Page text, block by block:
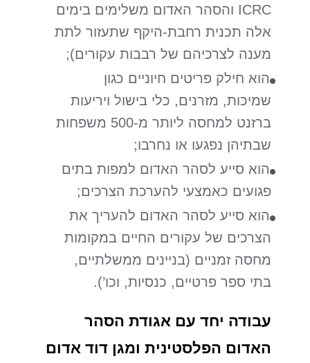
ICRC והסהר האדום משלימים בימים
אלה תכנית רחבת-היקף שתעזור לתת
מענה לצרכיהם של רבבות עקורים);
הוא חילק פריטים חיוניים כגון
שמיכות, מזרנים, כלי בישול ויריעות
ברזנט למחסה ליותר מ-500 משפחות
שבתיהן נפגעו או נחרבו;
הוא סייע לסהר האדום למפות בתים
פגועים כאמצעי להערכת הצרכים;
הוא סייע לסהר האדום להעריך את
הצרכים של עקורים החיים במקומות
מחסה זמניים (בניינים ממשלתיים,
בתי ספר פרטיים, כנסיות, וכו’).
עבודה יחד עם אגודת הסהר
האדום הפלסטינית ומגן דוד אדום